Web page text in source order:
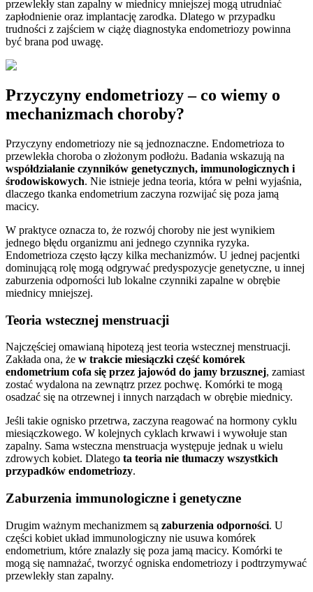
przewlekły stan zapalny w miednicy mniejszej mogą utrudniać
zapłodnienie oraz implantację zarodka. Dlatego w przypadku
trudności z zajściem w ciążę diagnostyka endometriozy powinna
być brana pod uwagę.
Przyczyny endometriozy – co wiemy o
mechanizmach choroby?
Przyczyny endometriozy nie są jednoznaczne. Endometrioza to
przewlekła choroba o złożonym podłożu. Badania wskazują na
współdziałanie czynników genetycznych, immunologicznych i
środowiskowych. Nie istnieje jedna teoria, która w pełni wyjaśnia,
dlaczego tkanka endometrium zaczyna rozwijać się poza jamą
macicy.
W praktyce oznacza to, że rozwój choroby nie jest wynikiem
jednego błędu organizmu ani jednego czynnika ryzyka.
Endometrioza często łączy kilka mechanizmów. U jednej pacjentki
dominującą rolę mogą odgrywać predyspozycje genetyczne, u innej
zaburzenia odporności lub lokalne czynniki zapalne w obrębie
miednicy mniejszej.
Teoria wstecznej menstruacji
Najczęściej omawianą hipotezą jest teoria wstecznej menstruacji.
Zakłada ona, że w trakcie miesiączki część komórek
endometrium cofa się przez jajowód do jamy brzusznej, zamiast
zostać wydalona na zewnątrz przez pochwę. Komórki te mogą
osadzać się na otrzewnej i innych narządach w obrębie miednicy.
Jeśli takie ognisko przetrwa, zaczyna reagować na hormony cyklu
miesiączkowego. W kolejnych cyklach krwawi i wywołuje stan
zapalny. Sama wsteczna menstruacja występuje jednak u wielu
zdrowych kobiet. Dlatego ta teoria nie tłumaczy wszystkich
przypadków endometriozy.
Zaburzenia immunologiczne i genetyczne
Drugim ważnym mechanizmem są zaburzenia odporności. U
części kobiet układ immunologiczny nie usuwa komórek
endometrium, które znalazły się poza jamą macicy. Komórki te
mogą się namnażać, tworzyć ogniska endometriozy i podtrzymywać
przewlekły stan zapalny.